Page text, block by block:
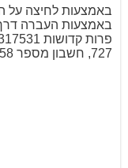
727, חשבון מספר 595958 ע"ש יזהר באר – פרות קדושות